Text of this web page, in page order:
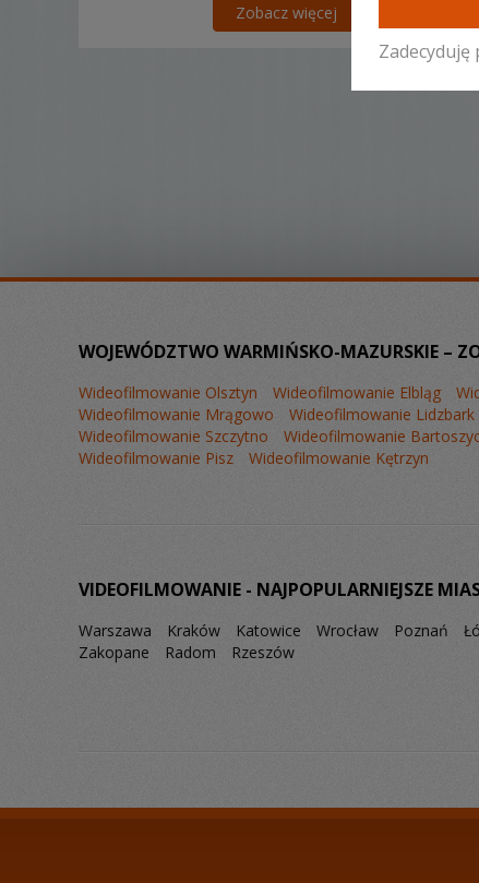
Zobacz więcej
WOJEWÓDZTWO WARMIŃSKO-MAZURSKIE –
Wideofilmowanie Olsztyn Wideofilmowanie Elbląg
Wideofilmowanie Mrągowo
Wideofilmowanie Lidzbark
Wideofilmowanie Szczytno
Wideofilmowanie
Wideofilmowanie Pisz
Wideofilmowanie Kętrzyn
VIDEOFILMOWANIE - NAJPOPULARNIEJSZE
Warszawa Kraków Katowice Wrocław Poznań
Zakopane
Radom Rzeszów
Zadecyduję